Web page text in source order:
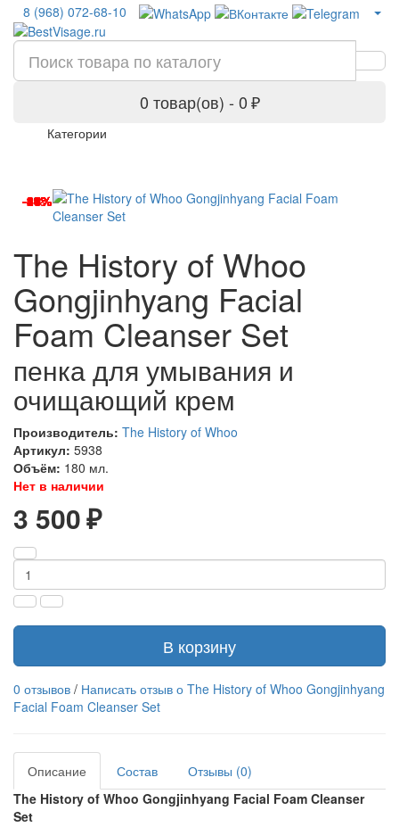
8 (968) 072-68-10
0 товар(ов) - 0 ₽
Категории
The History of Whoo
Gongjinhyang Facial
Foam Cleanser Set
пенка для умывания и
очищающий крем
Производитель: The History of Whoo
Артикул: 5938
Объём: 180 мл.
Нет в наличии
3 500 ₽
В корзину
0 отзывов / Написать отзыв о The History of Whoo Gongjinhyang
Facial Foam Cleanser Set
Описание Состав
Отзывы (0)
The History of Whoo Gongjinhyang Facial Foam Cleanser
Set
-14%
-31%
-45%
-6%
-19%
-24%
-34%
-13%
-34%
-30%